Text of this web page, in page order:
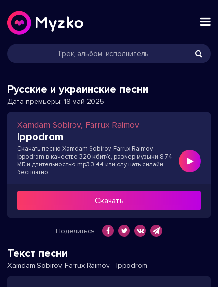
Русские и украинские песни
Дата премьеры: 18 май 2025
Xamdam Sobirov, Farrux Raimov
Ippodrom
Скачать песню Xamdam Sobirov, Farrux Raimov -
Ippodrom в качестве 320 кбит/с, размер музыки 8.74
МБ и длительностью mp3 3:44 или слушать онлайн
бесплатно
Скачать
Поделиться
Текст песни
Xamdam Sobirov, Farrux Raimov - Ippodrom